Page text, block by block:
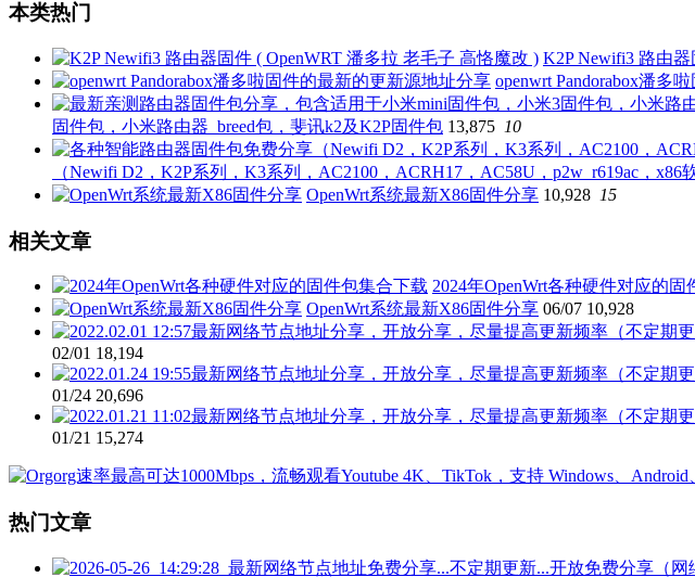
本类热门
K2P Newifi3 路由
openwrt Pandorabox潘多
固件包，小米路由器_breed包，斐讯k2及K2P固件包 13,875 10
（Newifi D2，K2P系列，K3系列，AC2100，ACRH17，AC58U，p2w_r619ac，x86
OpenWrt系统最新X86固件分享 10,928 15
相关文章
2024年OpenWrt各种硬件对应的固
OpenWrt系统最新X86固件分享 06/07 10,928
02/01 18,194
01/24 20,696
01/21 15,274
热门文章